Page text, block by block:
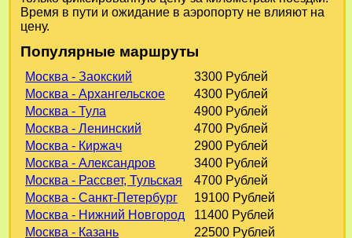
Время в пути и ожидание в аэропорту не влияют на
цену.
Популярные маршруты
Москва - Заокский
3300 Рублей
Москва - Архангельское
4300 Рублей
Москва - Тула
4900 Рублей
Москва - Ленинский
4700 Рублей
Москва - Киржач
2900 Рублей
Москва - Александров
3400 Рублей
Москва - Рассвет, Тульская
4700 Рублей
Москва - Санкт-Петербург
19100 Рублей
Москва - Нижний Новгород
11400 Рублей
Москва - Казань
22500 Рублей